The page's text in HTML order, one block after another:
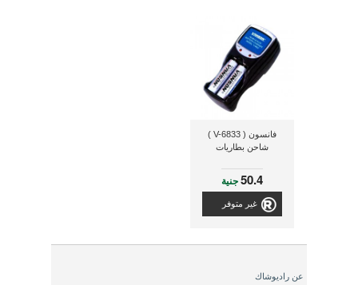
فانسون ( V-6833 )
شاحن بطاريات
50.4جنية
غير متوفر
عن راديوشاك